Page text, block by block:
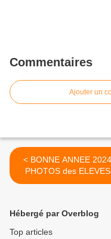
Commentaires
Ajouter un
< BONNE ANNEE 2024 !
PHOTOS des
Hébergé par Overblog
Top articles